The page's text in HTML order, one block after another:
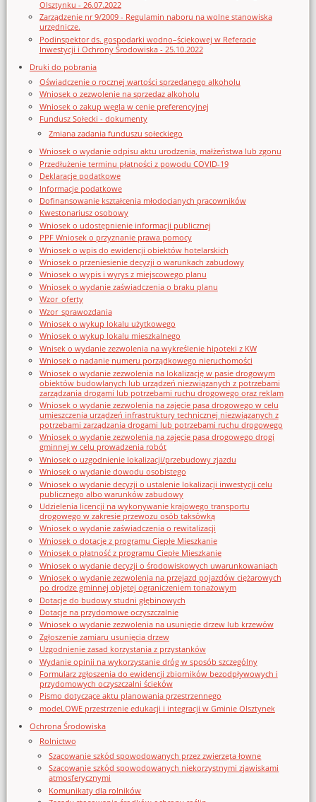
Olsztynku - 26.07.2022
Zarządzenie nr 9/2009 - Regulamin naboru na wolne stanowiska
urzędnicze.
Podinspektor ds. gospodarki wodno–ściekowej w Referacie
Inwestycji i Ochrony Środowiska - 25.10.2022
Druki do pobrania
Oświadczenie o rocznej wartości sprzedanego alkoholu
Wniosek o zezwolenie na sprzedaz alkoholu
Wniosek o zakup węgla w cenie preferencyjnej
Fundusz Sołecki - dokumenty
Zmiana zadania funduszu sołeckiego
Wniosek o wydanie odpisu aktu urodzenia, małżeństwa lub zgonu
Przedłużenie terminu płatności z powodu COVID-19
Deklaracje podatkowe
Informacje podatkowe
Dofinansowanie kształcenia młodocianych pracowników
Kwestonariusz osobowy
Wniosek o udostępnienie informacji publicznej
PPF Wniosek o przyznanie prawa pomocy
Wniosek o wpis do ewidencji obiektów hotelarskich
Wniosek o przeniesienie decyzji o warunkach zabudowy
Wniosek o wypis i wyrys z miejscowego planu
Wniosek o wydanie zaświadczenia o braku planu
Wzor_oferty
Wzor_sprawozdania
Wniosek o wykup lokalu użytkowego
Wniosek o wykup lokalu mieszkalnego
Wnisek o wydanie zezwolenia na wykreślenie hipoteki z KW
Wniosek o nadanie numeru porządkowego nieruchomości
Wniosek o wydanie zezwolenia na lokalizację w pasie drogowym
obiektów budowlanych lub urządzeń niezwiązanych z potrzebami
zarządzania drogami lub potrzebami ruchu drogowego oraz reklam
Wniosek o wydanie zezwolenia na zajęcie pasa drogowego w celu
umieszczenia urządzeń infrastruktury technicznej niezwiązanych z
potrzebami zarządzania drogami lub potrzebami ruchu drogowego
Wniosek o wydanie zezwolenia na zajęcie pasa drogowego drogi
gminnej w celu prowadzenia robót
Wniosek o uzgodnienie lokalizacji/przebudowy zjazdu
Wniosek o wydanie dowodu osobistego
Wniosek o wydanie decyzji o ustalenie lokalizacji inwestycji celu
publicznego albo warunków zabudowy
Udzielenia licencji na wykonywanie krajowego transportu
drogowego w zakresie przewozu osób taksówką
Wniosek o wydanie zaświadczenia o rewitalizacji
Wniosek o dotację z programu Ciepłe Mieszkanie
Wniosek o płatność z programu Ciepłe Mieszkanie
Wniosek o wydanie decyzji o środowiskowych uwarunkowaniach
Wniosek o wydanie zezwolenia na przejazd pojazdów ciężarowych
po drodze gminnej objętej ograniczeniem tonażowym
Dotacje do budowy studni głębinowych
Dotacje na przydomowe oczyszczalnie
Wniosek o wydanie zezwolenia na usunięcie drzew lub krzewów
Zgłoszenie zamiaru usunięcia drzew
Uzgodnienie zasad korzystania z przystanków
Wydanie opinii na wykorzystanie dróg w sposób szczególny
Formularz zgłoszenia do ewidencji zbiorników bezodpływowych i
przydomowych oczyszczalni ścieków
Pismo dotyczące aktu planowania przestrzennego
modeLOWE przestrzenie edukacji i integracji w Gminie Olsztynek
Ochrona Środowiska
Rolnictwo
Szacowanie szkód spowodowanych przez zwierzęta łowne
Szacowanie szkód spowodowanych niekorzystnymi zjawiskami
atmosferycznymi
Komunikaty dla rolników